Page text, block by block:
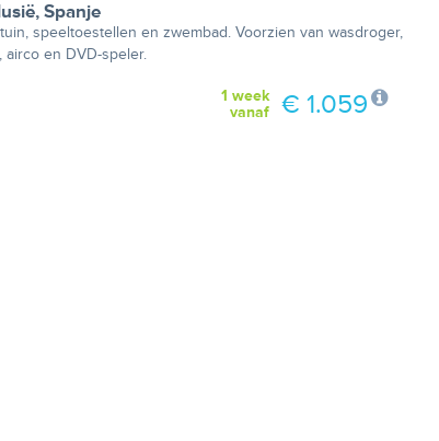
, Spanje
speeltoestellen en zwembad. Voorzien van wasdroger,
airco en DVD-speler.
1 week
vanaf
€ 1.059